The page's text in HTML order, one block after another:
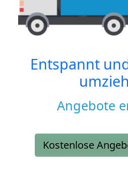
Entspannt
Angebote
Kostenlose